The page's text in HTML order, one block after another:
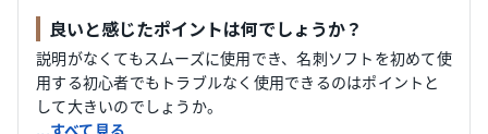
良いと感じたポイントは何でしょうか？
説明がなくてもスムーズに使用でき、名刺ソフトを初めて使
用する初心者でもトラブルなく使用できるのはポイントと
して大きいのでしょうか。